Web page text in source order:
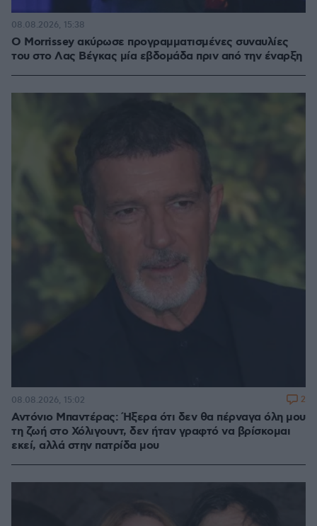
Ο Morrissey ακύρωσε προγραμματισμένες συναυλίες
του στο Λας Βέγκας μία εβδομάδα πριν από την έναρξη
08.08.2026, 15:38
Αντόνιο Μπαντέρας: Ήξερα ότι δεν θα πέρναγα όλη μου
τη ζωή στο Χόλιγουντ, δεν ήταν γραφτό να βρίσκομαι
εκεί, αλλά στην πατρίδα μου
08.08.2026, 15:02 2